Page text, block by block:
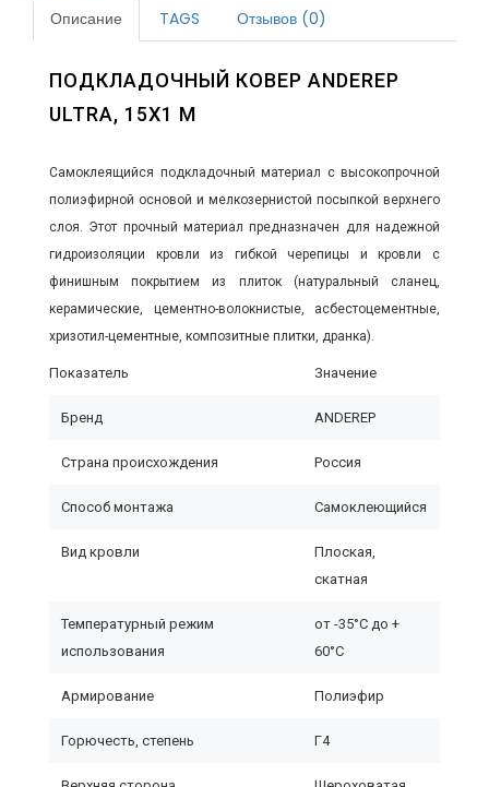
Описание TAGS Отзывов (0)
ПОДКЛАДОЧНЫЙ КОВЕР ANDEREP
ULTRA, 15Х1 М
Самоклеящийся подкладочный материал с высокопрочной
полиэфирной основой и мелкозернистой посыпкой верхнего
слоя. Этот прочный материал предназначен для надежной
гидроизоляции кровли из гибкой черепицы и кровли с
финишным покрытием из плиток (натуральный сланец,
керамические, цементно-волокнистые, асбестоцементные,
хризотил-цементные, композитные плитки, дранка).
Показатель Значение
Бренд ANDEREP
Страна происхождения Россия
Способ монтажа Самоклеющийся
Вид кровли
Плоская,
скатная
Температурный режим
использования
от -35°C до +
60°C
Армирование Полиэфир
Горючесть, степень Г4